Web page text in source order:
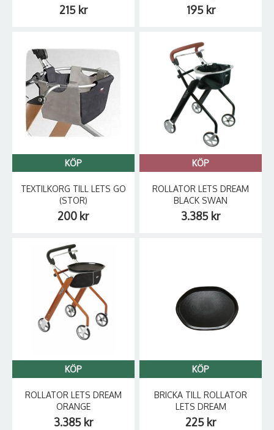
215 kr 195 kr
KÖP
TEXTILKORG TILL LETS GO
(STOR)
200 kr
KÖP
ROLLATOR LETS DREAM
BLACK SWAN
3.385 kr
KÖP
ROLLATOR LETS DREAM
ORANGE
3.385 kr
KÖP
BRICKA TILL ROLLATOR
LETS DREAM
225 kr